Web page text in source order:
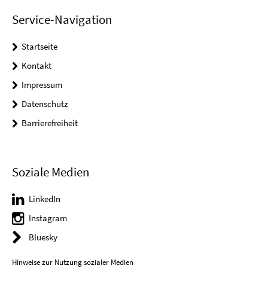
Service-Navigation
Startseite
Kontakt
Impressum
Datenschutz
Barrierefreiheit
Soziale Medien
LinkedIn
Instagram
Bluesky
Hinweise zur Nutzung sozialer Medien